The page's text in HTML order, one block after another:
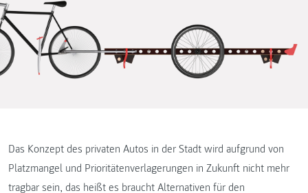
Das Konzept des privaten Autos in der Stadt wird aufgrund von
Platzmangel und Prioritätenverlagerungen in Zukunft nicht mehr
tragbar sein, das heißt es braucht Alternativen für den